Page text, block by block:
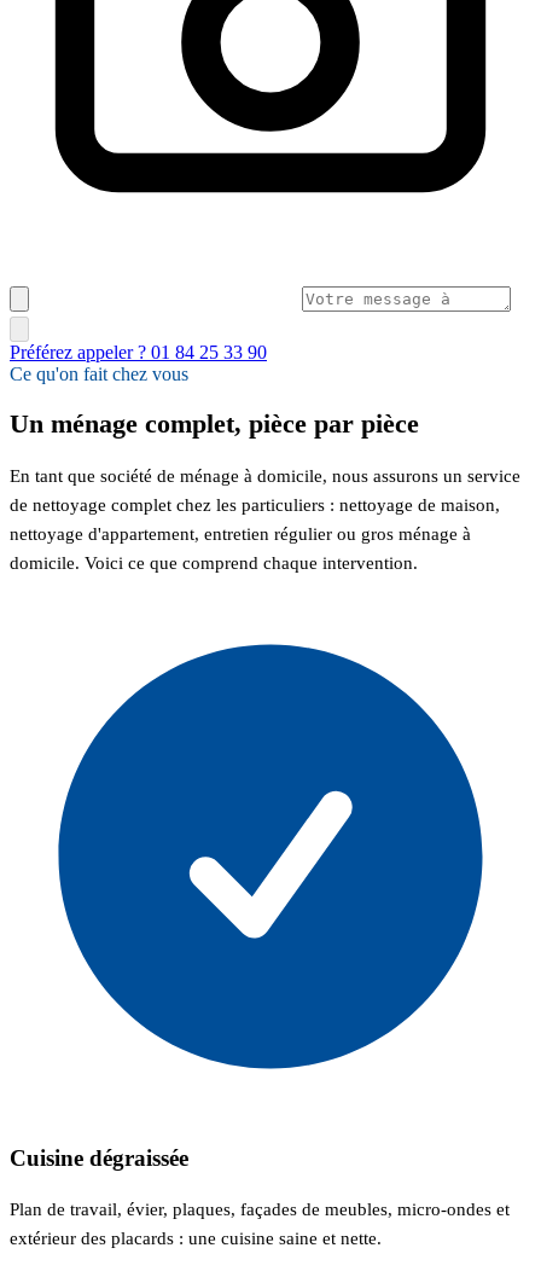
Préférez appeler ? 01 84 25 33 90
Ce qu'on fait chez vous
Un ménage complet, pièce par pièce
En tant que société de ménage à domicile, nous assurons un service
de nettoyage complet chez les particuliers : nettoyage de maison,
nettoyage d'appartement, entretien régulier ou gros ménage à
domicile. Voici ce que comprend chaque intervention.
Cuisine dégraissée
Plan de travail, évier, plaques, façades de meubles, micro-ondes et
extérieur des placards : une cuisine saine et nette.